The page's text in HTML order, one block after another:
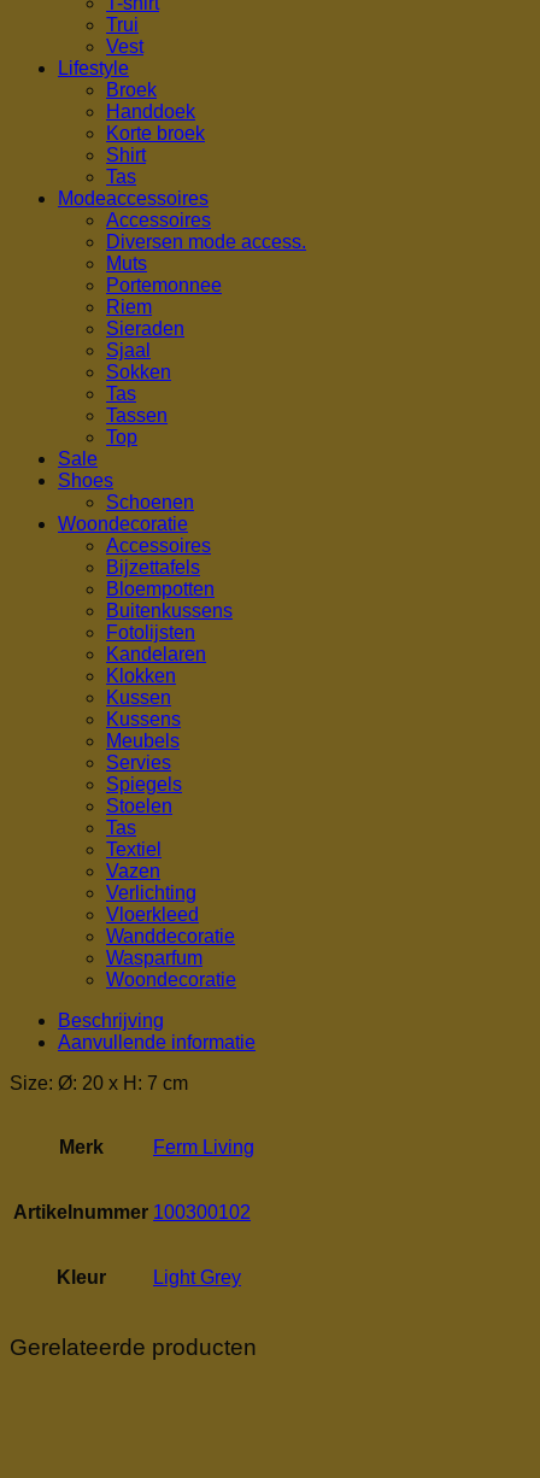
Trui
Vest
Lifestyle
Broek
Handdoek
Korte broek
Shirt
Tas
Modeaccessoires
Accessoires
Diversen mode access.
Muts
Portemonnee
Riem
Sieraden
Sjaal
Sokken
Tas
Tassen
Top
Sale
Shoes
Schoenen
Woondecoratie
Accessoires
Bijzettafels
Bloempotten
Buitenkussens
Fotolijsten
Kandelaren
Klokken
Kussen
Kussens
Meubels
Servies
Spiegels
Stoelen
Tas
Textiel
Vazen
Verlichting
Vloerkleed
Wanddecoratie
Wasparfum
Woondecoratie
Beschrijving
Aanvullende informatie
Size: Ø: 20 x H: 7 cm
Merk Ferm Living
Artikelnummer 100300102
Kleur Light Grey
Gerelateerde producten